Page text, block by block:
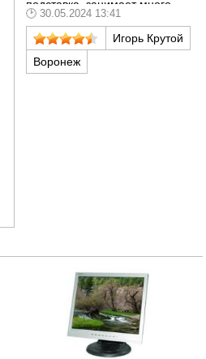
подставка, занимает много
места на столе, создаёт
пространство позади
монитора 13 см. Поэтому
буду покупать кронштейн,
чтобы повесить на стену. 2.
30.05.2024 13:41
Игорь Крутой
Воронеж